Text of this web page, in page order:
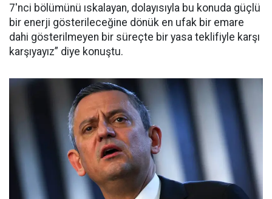
7'nci bölümünü ıskalayan, dolayısıyla bu konuda güçlü
bir enerji gösterileceğine dönük en ufak bir emare
dahi gösterilmeyen bir süreçte bir yasa teklifiyle karşı
karşıyayız” diye konuştu.